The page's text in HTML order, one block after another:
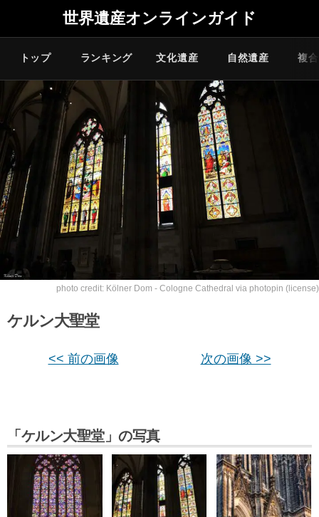
世界遺産オンラインガイド
トップ ランキング 文化遺産 自然遺産 複
photo credit: Kölner Dom - Cologne Cathedral via photopin (license)
ケルン大聖堂
<< 前の画像 次の画像 >>
「ケルン大聖堂」の写真